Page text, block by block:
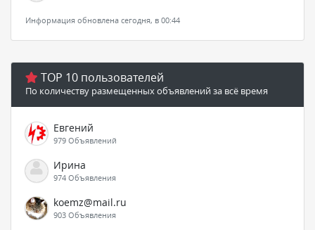
Информация обновлена сегодня, в 00:44
TOP 10 пользователей
По количеству размещенных объявлений за всё время
Евгений
979 Объявлений
Ирина
974 Объявления
koemz@mail.ru
903 Объявления